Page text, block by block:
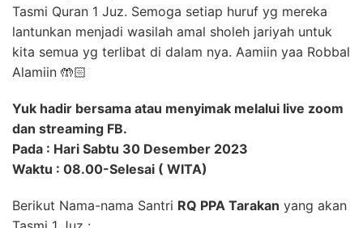
Tasmi Quran 1 Juz. Semoga setiap huruf yg mereka
lantunkan menjadi wasilah amal sholeh jariyah untuk
kita semua yg terlibat di dalam nya. Aamiin yaa Robbal
Alamiin 🤲🏻
Yuk hadir bersama atau menyimak melalui live zoom
dan streaming FB.
Pada : Hari Sabtu 30 Desember 2023
Waktu : 08.00-Selesai ( WITA)
Berikut Nama-nama Santri RQ PPA Tarakan yang akan